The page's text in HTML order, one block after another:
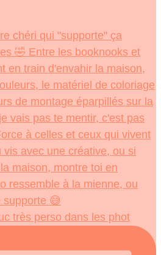
très perso dans les phot